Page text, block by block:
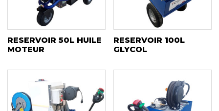
RESERVOIR 50L HUILE
MOTEUR
RESERVOIR 100L
GLYCOL